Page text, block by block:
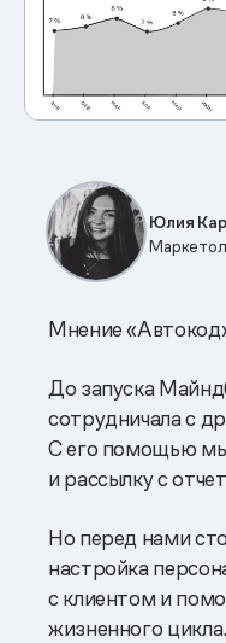
Юлия
Мнение
До запуска
сотрудничала с
С его помощью
и рассылку с
Но перед нами
настройка
с клиентом и
жизненного цикла.